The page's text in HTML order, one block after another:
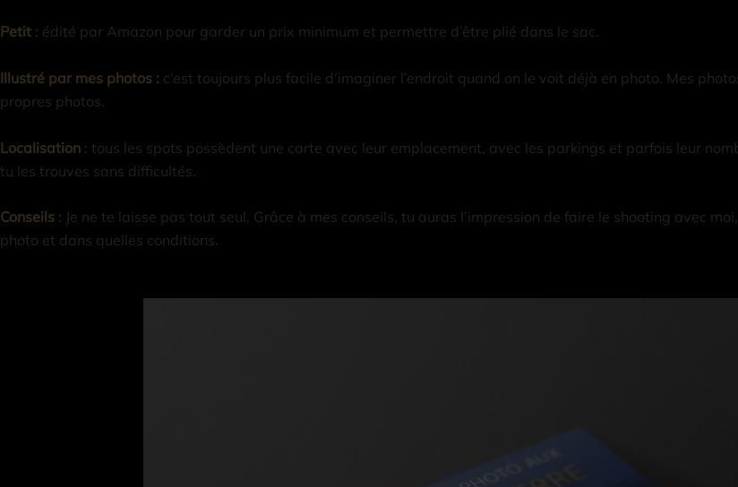
Petit : édité par Amazon pour garder un prix minimum et permettre d’être plié dans le sac.
Illustré par mes photos : c’est toujours plus facile d’imaginer l’endroit quand on le voit déjà en photo. Mes
propres photos.
Localisation : tous les spots possèdent une carte avec leur emplacement, avec les parkings et parfois leur
tu les trouves sans difficultés.
Conseils : Je ne te laisse pas tout seul. Grâce à mes conseils, tu auras l’impression de faire le shooting avec
photo et dans quelles conditions.